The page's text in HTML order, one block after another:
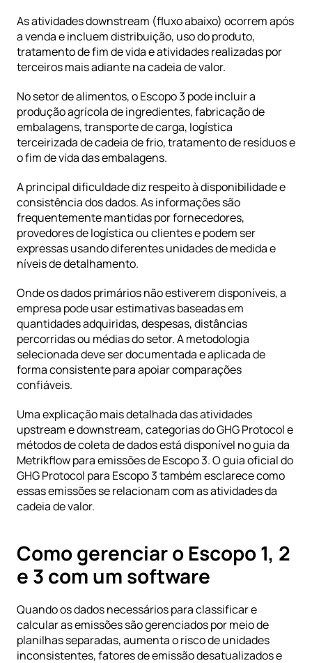
As atividades downstream (fluxo abaixo) ocorrem após
a venda e incluem distribuição, uso do produto,
tratamento de fim de vida e atividades realizadas por
terceiros mais adiante na cadeia de valor.
No setor de alimentos, o Escopo 3 pode incluir a
produção agrícola de ingredientes, fabricação de
embalagens, transporte de carga, logística
terceirizada de cadeia de frio, tratamento de resíduos e
o fim de vida das embalagens.
A principal dificuldade diz respeito à disponibilidade e
consistência dos dados. As informações são
frequentemente mantidas por fornecedores,
provedores de logística ou clientes e podem ser
expressas usando diferentes unidades de medida e
níveis de detalhamento.
Onde os dados primários não estiverem disponíveis, a
empresa pode usar estimativas baseadas em
quantidades adquiridas, despesas, distâncias
percorridas ou médias do setor. A metodologia
selecionada deve ser documentada e aplicada de
forma consistente para apoiar comparações
confiáveis.
Uma explicação mais detalhada das atividades
upstream e downstream, categorias do GHG Protocol e
métodos de coleta de dados está disponível no guia da
Metrikflow para emissões de Escopo 3. O guia oficial do
GHG Protocol para Escopo 3 também esclarece como
essas emissões se relacionam com as atividades da
cadeia de valor.
Como gerenciar o Escopo 1, 2
e 3 com um software
Quando os dados necessários para classificar e
calcular as emissões são gerenciados por meio de
planilhas separadas, aumenta o risco de unidades
inconsistentes, fatores de emissão desatualizados e